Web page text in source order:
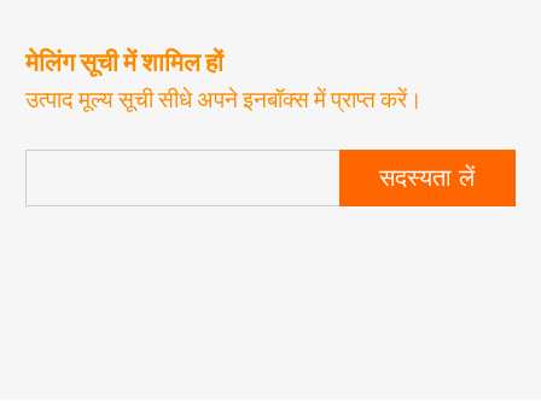
मेलिंग सूची में शामिल हों
उत्पाद मूल्य सूची सीधे अपने इनबॉक्स में प्राप्त करें।
सदस्यता लें